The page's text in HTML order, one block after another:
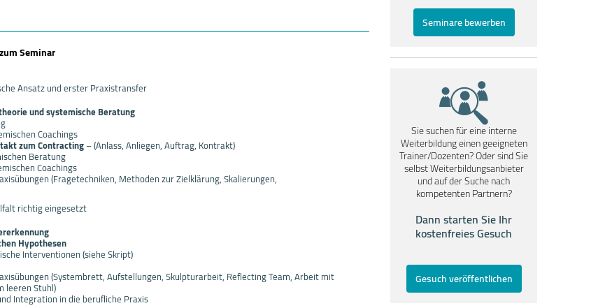
Seminar
Ansatz und erster Praxistransfer
und systemische Beratung
Coachings
zum Contracting– (Anlass, Anliegen, Auftrag, Kontrakt)
Beratung
Coachings
(Fragetechniken, Methoden zur Zielklärung, Skalierungen,
richtig eingesetzt
Hypothesen
Interventionen (siehe Skript)
(Systembrett, Aufstellungen, Skulpturarbeit, Reflecting Team, Arbeit mit
leeren Stuhl)
Integration in die berufliche Praxis
Seminare bewerben
Sie suchen für eine interne
Weiterbildung einen geeigneten
Trainer/Dozenten? Oder sind Sie
selbst Weiterbildungsanbieter
und auf der Suche nach
kompetenten Partnern?
Dann starten Sie Ihr
kostenfreies Gesuch
Gesuch veröffentlichen